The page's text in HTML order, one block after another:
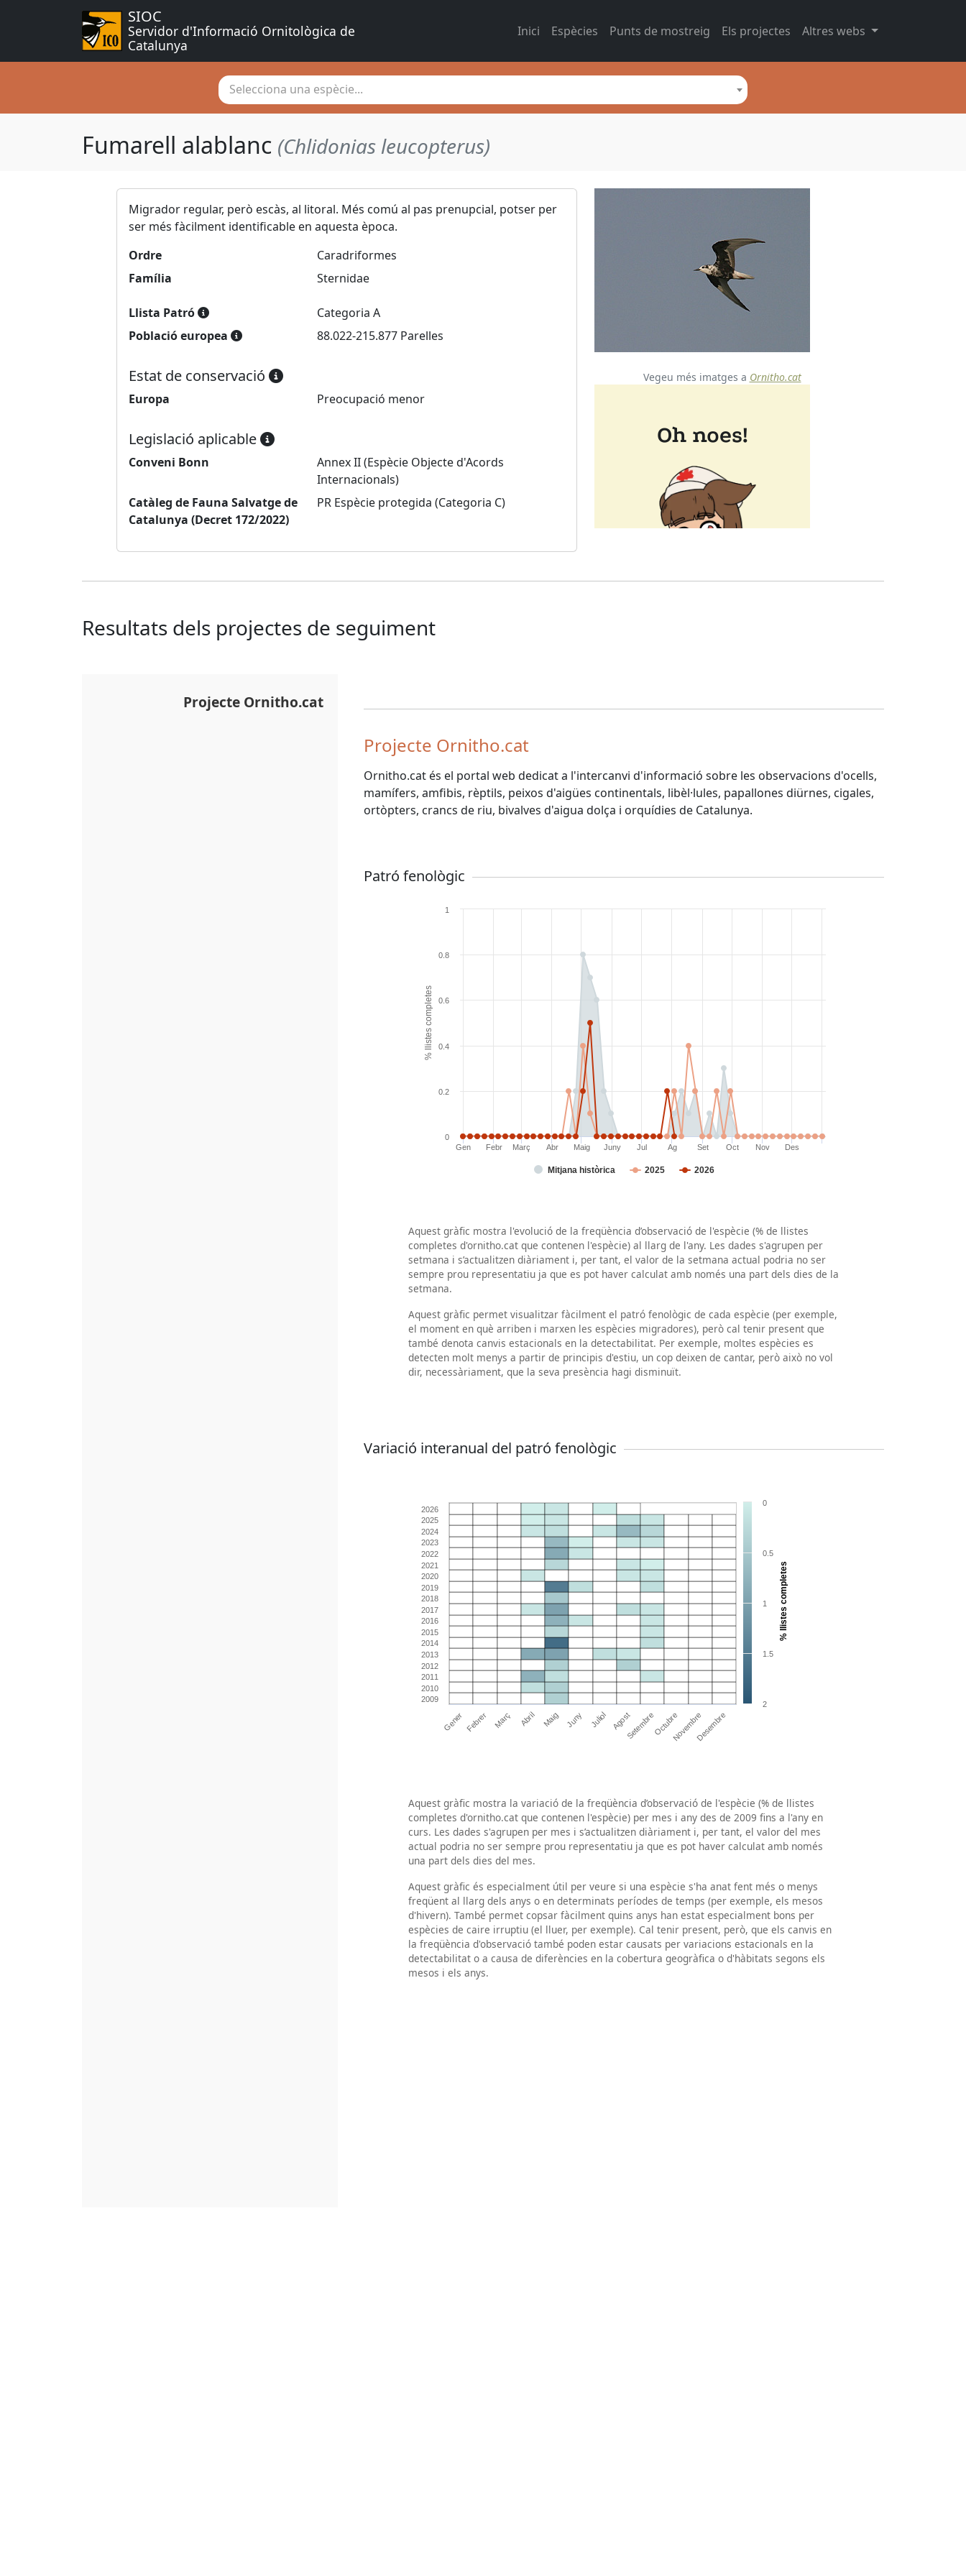
SIOC
Servidor d'Informació Ornitològica de
Catalunya
Inici Espècies Punts de mostreig Els projectes Altres webs
Selecciona una espècie...
Fumarell alablanc (Chlidonias leucopterus)
Migrador regular, però escàs, al litoral. Més comú al pas prenupcial, potser per
ser més fàcilment identificable en aquesta època.
Ordre
Caradriformes
Família
Sternidae
Llista Patró
Categoria A
Població europea
88.022-215.877 Parelles
Estat de conservació
Europa Preocupació menor
Legislació aplicable
Conveni Bonn
Annex II (Espècie Objecte d'Acords
Internacionals)
Catàleg de Fauna Salvatge de
Catalunya (Decret 172/2022)
PR Espècie protegida (Categoria C)
Vegeu més imatges a Ornitho.cat
Resultats dels projectes de seguiment
Projecte Ornitho.cat
Projecte Ornitho.cat
Ornitho.cat és el portal web dedicat a l'intercanvi d'informació sobre les observacions d'ocells,
mamífers, amfibis, rèptils, peixos d'aigües continentals, libèl·lules, papallones diürnes, cigales,
ortòpters, crancs de riu, bivalves d'aigua dolça i orquídies de Catalunya.
Patró fenològic
Aquest gràfic mostra l'evolució de la freqüència d’observació de l'espècie (% de llistes
completes d'ornitho.cat que contenen l'espècie) al llarg de l'any. Les dades s'agrupen per
setmana i s’actualitzen diàriament i, per tant, el valor de la setmana actual podria no ser
sempre prou representatiu ja que es pot haver calculat amb només una part dels dies de la
setmana.
Aquest gràfic permet visualitzar fàcilment el patró fenològic de cada espècie (per exemple,
el moment en què arriben i marxen les espècies migradores), però cal tenir present que
també denota canvis estacionals en la detectabilitat. Per exemple, moltes espècies es
detecten molt menys a partir de principis d'estiu, un cop deixen de cantar, però això no vol
dir, necessàriament, que la seva presència hagi disminuït.
Variació interanual del patró fenològic
Aquest gràfic mostra la variació de la freqüència d’observació de l'espècie (% de llistes
completes d'ornitho.cat que contenen l'espècie) per mes i any des de 2009 fins a l'any en
curs. Les dades s'agrupen per mes i s’actualitzen diàriament i, per tant, el valor del mes
actual podria no ser sempre prou representatiu ja que es pot haver calculat amb només
una part dels dies del mes.
Aquest gràfic és especialment útil per veure si una espècie s'ha anat fent més o menys
freqüent al llarg dels anys o en determinats períodes de temps (per exemple, els mesos
d'hivern). També permet copsar fàcilment quins anys han estat especialment bons per
espècies de caire irruptiu (el lluer, per exemple). Cal tenir present, però, que els canvis en
la freqüència d'observació també poden estar causats per variacions estacionals en la
detectabilitat o a causa de diferències en la cobertura geogràfica o d'hàbitats segons els
mesos i els anys.